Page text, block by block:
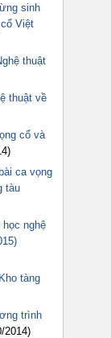
sinh
Việt
thuật
thuật về
cổ và
ca vọng
tàu
nghệ
tàng
trình
2014)